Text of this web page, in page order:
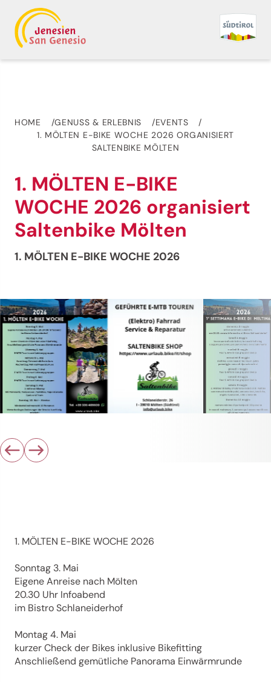
HOME GENUSS & ERLEBNIS
EVENTS
1. MÖLTEN E-BIKE WOCHE 2026 ORGANISIERT
SALTENBIKE MÖLTEN
1. MÖLTEN E-BIKE
WOCHE 2026 organisiert
Saltenbike Mölten
1. MÖLTEN E-BIKE WOCHE 2026
1. MÖLTEN E-BIKE WOCHE 2026
Sonntag 3. Mai
Eigene Anreise nach Mölten
20.30 Uhr Infoabend
im Bistro Schlaneiderhof
Montag 4. Mai
kurzer Check der Bikes inklusive Bikefitting
Anschließend gemütliche Panorama Einwärmrunde